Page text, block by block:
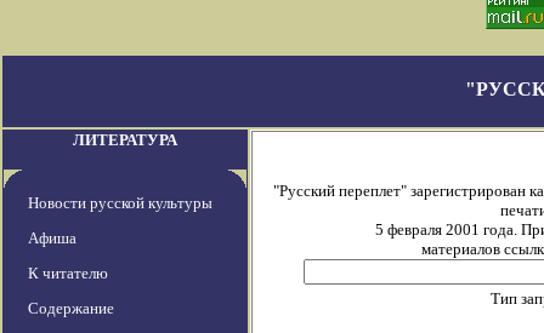
ЛИТЕРАТУРА
Новости русской культуры
Афиша
К читателю
Содержание
"Русский переплет" зарегистрирован
5 февраля 2001 года.
материалов
Тип